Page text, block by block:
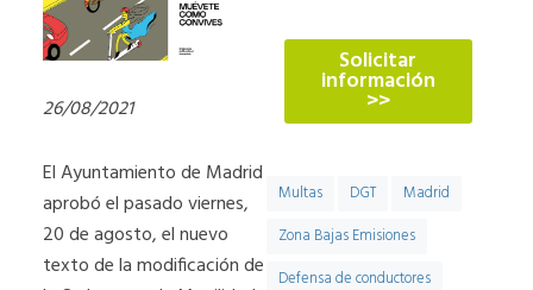
26/08/2021
El Ayuntamiento de Madrid
aprobó el pasado viernes,
20 de agosto, el nuevo
texto de la modificación de
Solicitar
información
>>
Multas DGT
Madrid
Zona Bajas Emisiones
Defensa de conductores